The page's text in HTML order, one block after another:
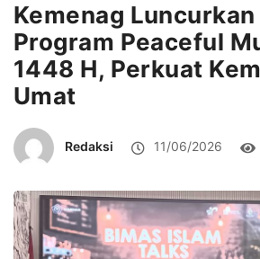
Kemenag Luncurkan
Program Peaceful
1448 H, Perkuat
Umat
Redaksi 11/06/2026